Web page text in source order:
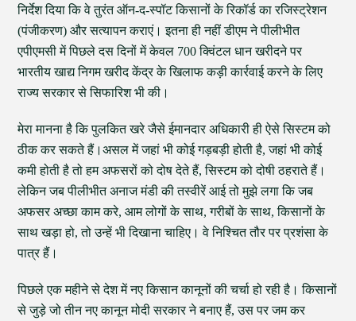
निर्देश दिया कि वे तुरंत ऑन-द-स्पॉट किसानों के रिकॉर्ड का रजिस्ट्रेशन
(पंजीकरण) और सत्यापन कराएं। इतना ही नहीं डीएम ने पीलीभीत
एपीएमसी में पिछले दस दिनों में केवल 700 क्विंटल धान खरीदने पर
भारतीय खाद्य निगम खरीद केंद्र के खिलाफ कड़ी कार्रवाई करने के लिए
राज्य सरकार से सिफारिश भी की।
मेरा मानना है कि पुलकित खरे जैसे ईमानदार अधिकारी ही ऐसे सिस्टम को
ठीक कर सकते हैं।असल में जहां भी कोई गड़बड़ी होती है, जहां भी कोई
कमी होती है तो हम अफसरों को दोष देते हैं, सिस्टम को दोषी ठहराते हैं।
लेकिन जब पीलीभीत अनाज मंडी की तस्वीरें आई तो मुझे लगा कि जब
अफसर अच्छा काम करे, आम लोगों के साथ, गरीबों के साथ, किसानों के
साथ खड़ा हो, तो उन्हें भी दिखाना चाहिए। वे निश्चित तौर पर प्रशंसा के
पात्र हैं।
पिछले एक महीने से देश में नए किसान कानूनों की चर्चा हो रही है। किसानों
से जुड़े जो तीन नए कानून मोदी सरकार ने बनाए हैं, उस पर जम कर